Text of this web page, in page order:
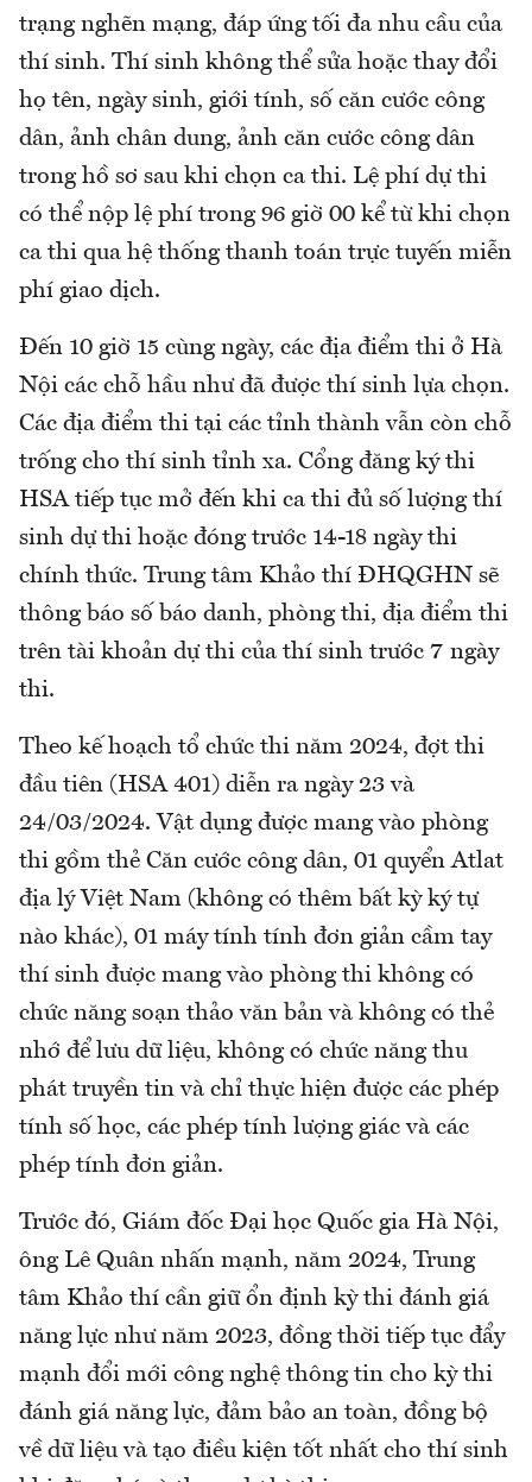
trạng nghẽn mạng, đáp ứng tối đa nhu cầu của
thí sinh. Thí sinh không thể sửa hoặc thay đổi
họ tên, ngày sinh, giới tính, số căn cước công
dân, ảnh chân dung, ảnh căn cước công dân
trong hồ sơ sau khi chọn ca thi. Lệ phí dự thi
có thể nộp lệ phí trong 96 giờ 00 kể từ khi chọn
ca thi qua hệ thống thanh toán trực tuyến miễn
phí giao dịch.
Đến 10 giờ 15 cùng ngày, các địa điểm thi ở Hà
Nội các chỗ hầu như đã được thí sinh lựa chọn.
Các địa điểm thi tại các tỉnh thành vẫn còn chỗ
trống cho thí sinh tỉnh xa. Cổng đăng ký thi
HSA tiếp tục mở đến khi ca thi đủ số lượng thí
sinh dự thi hoặc đóng trước 14-18 ngày thi
chính thức. Trung tâm Khảo thí ĐHQGHN sẽ
thông báo số báo danh, phòng thi, địa điểm thi
trên tài khoản dự thi của thí sinh trước 7 ngày
thi.
Theo kế hoạch tổ chức thi năm 2024, đợt thi
đầu tiên (HSA 401) diễn ra ngày 23 và
24/03/2024. Vật dụng được mang vào phòng
thi gồm thẻ Căn cước công dân, 01 quyển Atlat
địa lý Việt Nam (không có thêm bất kỳ ký tự
nào khác), 01 máy tính tính đơn giản cầm tay
thí sinh được mang vào phòng thi không có
chức năng soạn thảo văn bản và không có thẻ
nhớ để lưu dữ liệu, không có chức năng thu
phát truyền tin và chỉ thực hiện được các phép
tính số học, các phép tính lượng giác và các
phép tính đơn giản.
Trước đó, Giám đốc Đại học Quốc gia Hà Nội,
ông Lê Quân nhấn mạnh, năm 2024, Trung
tâm Khảo thí cần giữ ổn định kỳ thi đánh giá
năng lực như năm 2023, đồng thời tiếp tục đẩy
mạnh đổi mới công nghệ thông tin cho kỳ thi
đánh giá năng lực, đảm bảo an toàn, đồng bộ
về dữ liệu và tạo điều kiện tốt nhất cho thí sinh